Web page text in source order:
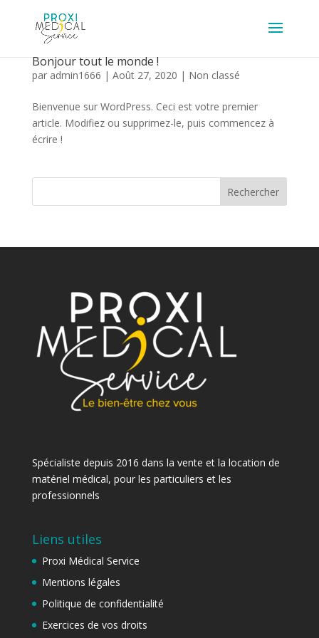
Bonjour tout le monde !
par admin1666 | Août 27, 2020 | Non classé
Bienvenue sur WordPress. Ceci est votre premier
article. Modifiez ou supprimez-le, puis commencez à
écrire !
Spécialiste depuis 2016 dans la vente et la location de
matériel médical, pour les particuliers et les
professionnels
Liens utiles
Proxi Médical Service
Mentions légales
Politique de confidentialité
Exercices de vos droits